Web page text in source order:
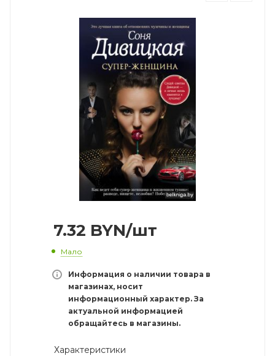
7.32 BYN/шт
Мало
Информация о наличии товара в
магазинах, носит
информационный характер. За
актуальной информацией
обращайтесь в магазины.
Характеристики